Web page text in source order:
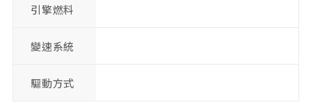
引擎燃料
變速系統
驅動方式